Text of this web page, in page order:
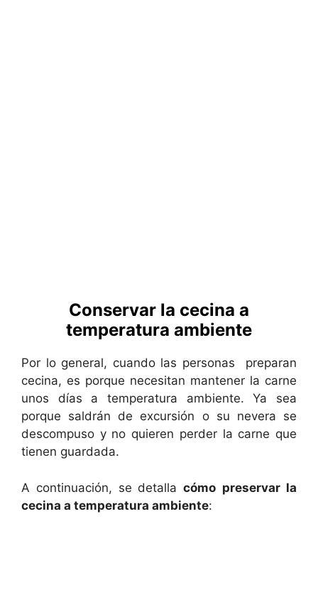
Conservar la cecina a
temperatura ambiente
Por lo general, cuando las personas preparan
cecina, es porque necesitan mantener la carne
unos días a temperatura ambiente. Ya sea
porque saldrán de excursión o su nevera se
descompuso y no quieren perder la carne que
tienen guardada.
A continuación, se detallacómo preservar la
cecina a temperatura ambiente: